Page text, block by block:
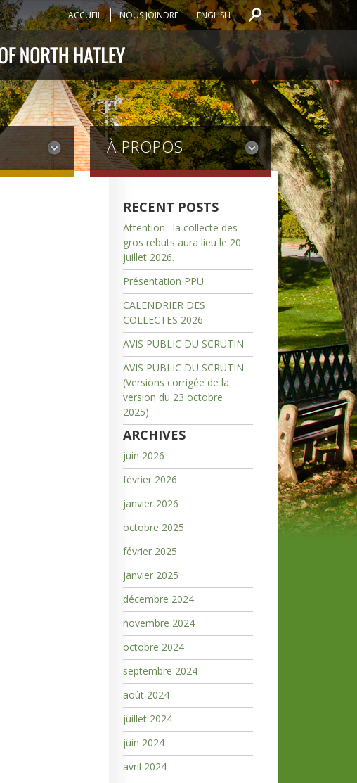
ACCUEIL NOUS JOINDRE ENGLISH
À PROPOS
RECENT POSTS
Attention : la collecte des
gros rebuts aura lieu le 20
juillet 2026.
Présentation PPU
CALENDRIER DES
COLLECTES 2026
AVIS PUBLIC DU SCRUTIN
AVIS PUBLIC DU SCRUTIN
(Versions corrigée de la
version du 23 octobre
2025)
ARCHIVES
juin 2026
février 2026
janvier 2026
octobre 2025
février 2025
janvier 2025
décembre 2024
novembre 2024
octobre 2024
septembre 2024
août 2024
juillet 2024
juin 2024
avril 2024